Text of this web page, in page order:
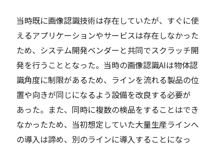
当時既に画像認識技術は存在していたが、すぐに使
えるアプリケーションやサービスは存在しなかった
ため、システム開発ベンダーと共同でスクラッチ開
発を行うこととなった。当時の画像認識AIは物体認
識角度に制限があるため、ラインを流れる製品の位
置や向きが同じになるよう設備を改良する必要が
あった。また、同時に複数の検品をすることはでき
なかったため、当初想定していた大量生産ラインへ
の導入は諦め、別のラインに導入することになっ